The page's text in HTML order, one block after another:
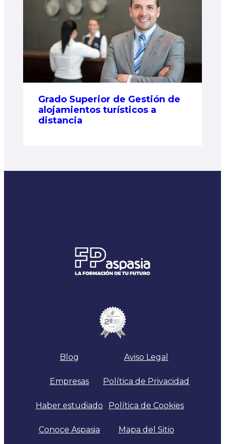
Grado Superior de Gestión de
alojamientos turísticos a
distancia
Blog
Empresas
Haber estudiado
Conoce Aspasia
Aviso Legal
Política de Privacidad
Política de Cookies
Mapa del Sitio